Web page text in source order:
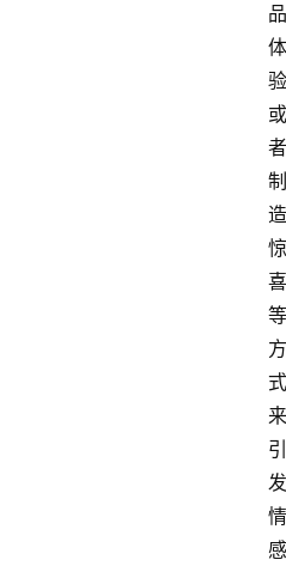
品
体
验
或
者
制
造
惊
喜
等
方
式
来
引
发
情
感